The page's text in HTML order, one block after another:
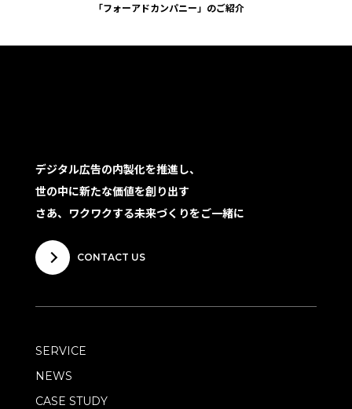
「フォーアドカンパニー」のご紹介
デジタル広告の内製化を推進し、
世の中に新たな価値を創り出す
さあ、ワクワクする未来づくりをご一緒に
CONTACT US
SERVICE
NEWS
CASE STUDY